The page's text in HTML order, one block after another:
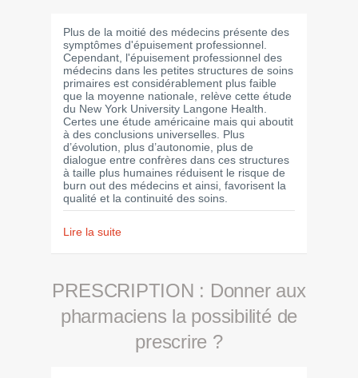
Plus de la moitié des médecins présente des
symptômes d'épuisement professionnel.
Cependant, l'épuisement professionnel des
médecins dans les petites structures de soins
primaires est considérablement plus faible
que la moyenne nationale, relève cette étude
du New York University Langone Health.
Certes une étude américaine mais qui aboutit
à des conclusions universelles. Plus
d’évolution, plus d’autonomie, plus de
dialogue entre confrères dans ces structures
à taille plus humaines réduisent le risque de
burn out des médecins et ainsi, favorisent la
qualité et la continuité des soins.
Lire la suite
PRESCRIPTION : Donner aux
pharmaciens la possibilité de
prescrire ?